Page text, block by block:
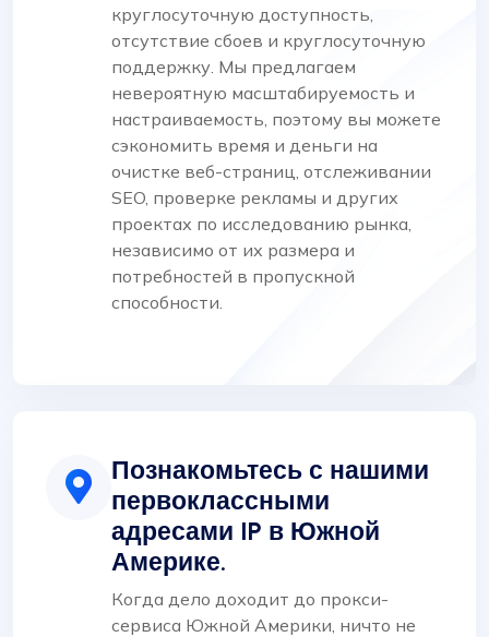
круглосуточную доступность,
отсутствие сбоев и круглосуточную
поддержку. Мы предлагаем
невероятную масштабируемость и
настраиваемость, поэтому вы можете
сэкономить время и деньги на
очистке веб-страниц, отслеживании
SEO, проверке рекламы и других
проектах по исследованию рынка,
независимо от их размера и
потребностей в пропускной
способности.
Познакомьтесь с нашими
первоклассными
адресами IP в Южной
Америке.
Когда дело доходит до прокси-
сервиса Южной Америки, ничто не